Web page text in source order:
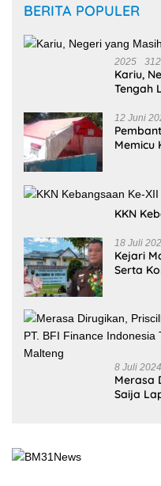
BERITA POPULER
2025
Kariu,
Tengah
12 Juni
Memicu
KKN
18 Juli
Kejari
Serta
8 Juli 2024
Merasa
Saija